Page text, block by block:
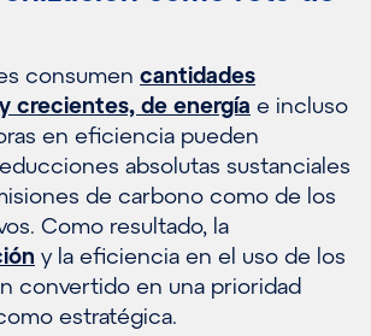
consumen cantidades
crecientes, de energía e incluso
en eficiencia pueden
absolutas sustanciales
de carbono como de los
Como resultado, la
y la eficiencia en el uso de los
convertido en una prioridad
estratégica.